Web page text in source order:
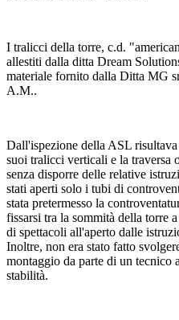
I tralicci della torre, c.d.
allestiti dalla ditta Dream
materiale fornito dalla Ditta MG
A.M..
Dall'ispezione della ASL
suoi tralicci verticali e la traversa
senza disporre delle relative
stati aperti solo i tubi di
stata pretermesso la
fissarsi tra la sommità della torre
di spettacoli all'aperto dalle
Inoltre, non era stato fatto
montaggio da parte di un tecnico
stabilità.